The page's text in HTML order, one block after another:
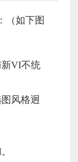
（如下图
VI不统
风格迥